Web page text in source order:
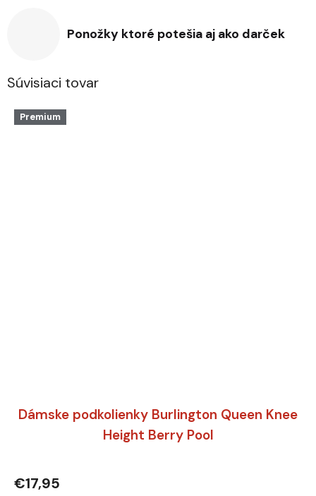
Ponožky ktoré potešia aj ako darček
Súvisiaci tovar
Premium
Dámske podkolienky Burlington Queen Knee
Height Berry Pool
€17,95